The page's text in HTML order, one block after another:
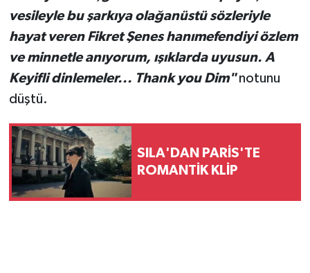
vesileyle bu şarkıya olağanüstü sözleriyle
hayat veren Fikret Şenes hanımefendiyi özlem
ve minnetle anıyorum, ışıklarda uyusun. A
Keyifli dinlemeler... Thank you Dim"notunu
düştü.
SILA'DAN PARİS'TE
ROMANTİK KLİP